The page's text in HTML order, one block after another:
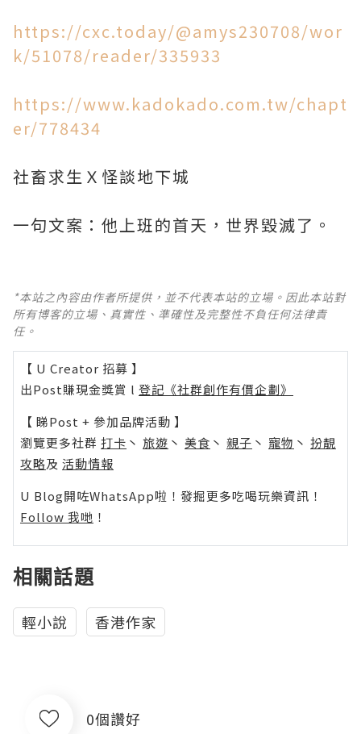
https://cxc.today/@amys230708/wor
k/51078/reader/335933
https://www.kadokado.com.tw/chapt
er/778434
社畜求生Ｘ怪談地下城
一句文案：他上班的首天，世界毀滅了。
*本站之內容由作者所提供，並不代表本站的立場。因此本站對
所有博客的立場、真實性、準確性及完整性不負任何法律責
任。
【 U Creator 招募 】
出Post賺現金獎賞 l 登記《社群創作有價企劃》
【 睇Post + 參加品牌活動 】
瀏覽更多社群 打卡 丶 旅遊 丶 美食 丶 親子 丶 寵物 丶 扮靚
攻略及 活動情報
U Blog開咗WhatsApp啦！發掘更多吃喝玩樂資訊！
Follow 我哋 ！
相關話題
輕小說 香港作家
0個讚好